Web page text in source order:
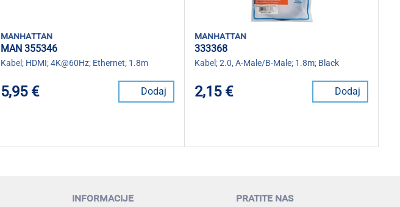
manhattan
MAN 355346
Kabel; HDMI; 4K@60Hz; Ethernet; 1.8m
5,95 € Dodaj
manhattan
333368
Kabel; 2.0, A-Male/B-Male; 1.8m; Black
2,15 € Dodaj
informacije pratite nas